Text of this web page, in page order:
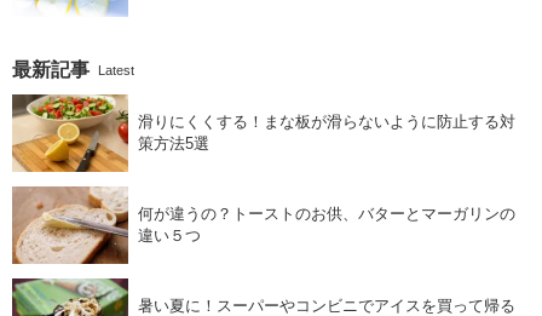
最新記事 Latest
滑りにくくする！まな板が滑らないように防止する対
策方法5選
何が違うの？トーストのお供、バターとマーガリンの
違い５つ
暑い夏に！スーパーやコンビニでアイスを買って帰る